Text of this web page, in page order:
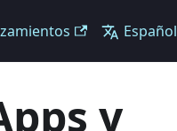
Español
y